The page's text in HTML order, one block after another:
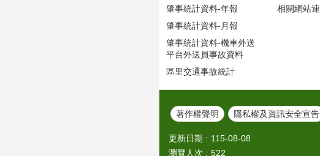
肇事統計資料-年報
肇事統計資料-月報
肇事統計資料-機車外送
平台外送員事故資料
區里交通事故統計
相關網站
著作權聲明 隱私權及資訊安全宣告
更新日期
115-08-08
瀏覽人次
522